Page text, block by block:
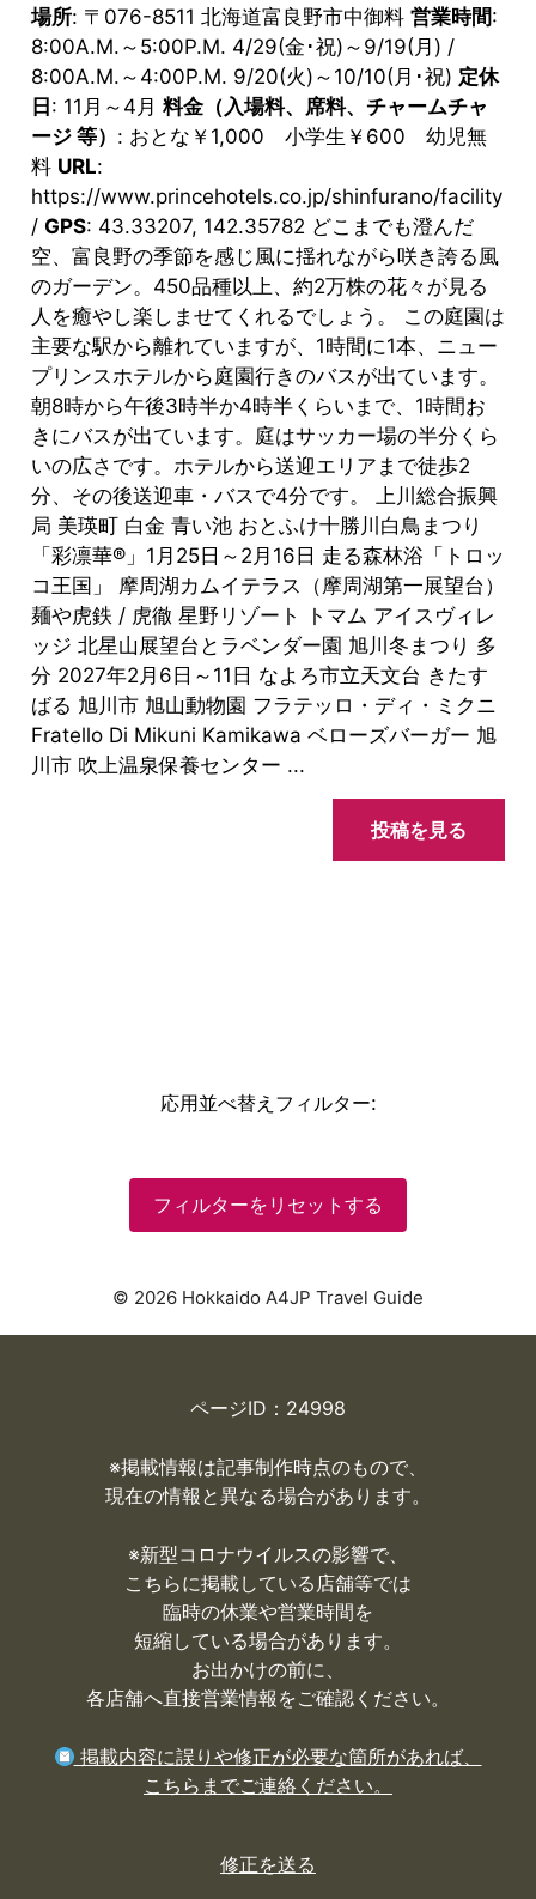
場所: 〒076-8511 北海道富良野市中御料 営業時間:
8:00A.M.～5:00P.M. 4/29(金･祝)～9/19(月) /
8:00A.M.～4:00P.M. 9/20(火)～10/10(月･祝) 定休
日 : 11月～4月 料金（入場料、席料、チャームチャ
ージ 等） : おとな￥1,000 小学生￥600 幼児無
料 URL:
https://www.princehotels.co.jp/shinfurano/facility
/ GPS: 43.33207, 142.35782 どこまでも澄んだ
空、富良野の季節を感じ風に揺れながら咲き誇る風
のガーデン。450品種以上、約2万株の花々が見る
人を癒やし楽しませてくれるでしょう。 この庭園は
主要な駅から離れていますが、1時間に1本、ニュー
プリンスホテルから庭園行きのバスが出ています。
朝8時から午後3時半か4時半くらいまで、1時間お
きにバスが出ています。庭はサッカー場の半分くら
いの広さです。ホテルから送迎エリアまで徒歩2
分、その後送迎車・バスで4分です。 上川総合振興
局 美瑛町 白金 青い池 おとふけ十勝川白鳥まつり
「彩凛華®」1月25日～2月16日 走る森林浴「トロッ
コ王国」 摩周湖カムイテラス（摩周湖第一展望台）
麺や虎鉄 / 虎徹 星野リゾート トマム アイスヴィレ
ッジ 北星山展望台とラベンダー園 旭川冬まつり 多
分 2027年2月6日～11日 なよろ市立天文台 きたす
ばる 旭川市 旭山動物園 フラテッロ・ディ・ミクニ
Fratello Di Mikuni Kamikawa ベローズバーガー 旭
川市 吹上温泉保養センター ...
投稿を見る
応用並べ替えフィルター:
フィルターをリセットする
© 2026 Hokkaido A4JP Travel Guide
ページID：24998
※掲載情報は記事制作時点のもので、
現在の情報と異なる場合があります。
※新型コロナウイルスの影響で、
こちらに掲載している店舗等では
臨時の休業や営業時間を
短縮している場合があります。
お出かけの前に、
各店舗へ直接営業情報をご確認ください。
掲載内容に誤りや修正が必要な箇所があれば、
こちらまでご連絡ください。
修正を送る